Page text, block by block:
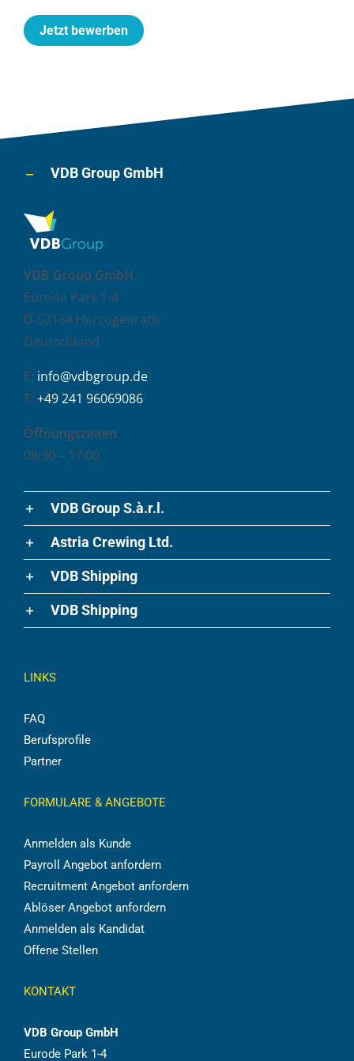
Jetzt bewerben
VDB Group GmbH
VDB Group GmbH
Eurode Park 1-4
D-52134 Herzogenrath
Deutschland
E: info@vdbgroup.de
T: +49 241 96069086
Öffnungszeiten
08:30 – 17:00
VDB Group S.à.r.l.
Astria Crewing Ltd.
VDB Shipping
VDB Shipping
LINKS
FAQ
Berufsprofile
Partner
FORMULARE & ANGEBOTE
Anmelden als Kunde
Payroll Angebot anfordern
Recruitment Angebot anfordern
Ablöser Angebot anfordern
Anmelden als Kandidat
Offene Stellen
KONTAKT
VDB Group GmbH
Eurode Park 1-4